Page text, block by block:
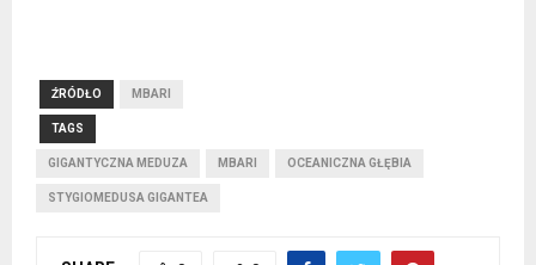
ŹRÓDŁO MBARI
TAGS
GIGANTYCZNA MEDUZA MBARI OCEANICZNA GŁĘBIA
STYGIOMEDUSA GIGANTEA